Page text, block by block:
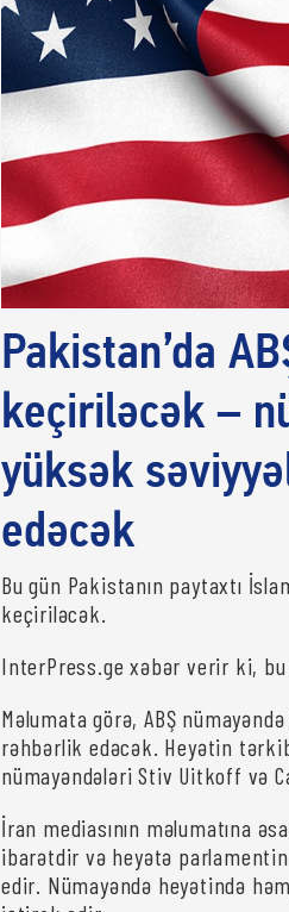
Pakistan’da
keçiriləcək –
yüksək
edəcək
Bu gün Pakistanın paytaxtı
keçiriləcək.
InterPress.ge xəbər verir ki, bu
Məlumata görə, ABŞ
rəhbərlik edəcək. Heyətin
nümayəndələri Stiv Uitkoff və
İran mediasının məlumatına
ibarətdir və heyətə
edir. Nümayəndə heyətində